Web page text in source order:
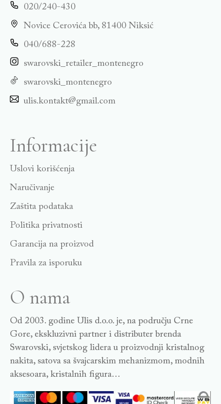
020/240-430
Novice Cerovića bb, 81400 Niksić
040/688-228
swarovski_retailer_montenegro
swarovski_montenegro
ulis.kontakt@gmail.com
Informacije
Uslovi korišćenja
Naručivanje
Zaštita podataka
Politika privatnosti
Garancija na proizvod
Pravila za isporuku
O nama
Od 2003. godine Ulis d.o.o. je, na području Crne
Gore, ekskluzivni partner i distributer brenda
Swarovski, svjetskog lidera u proizvodnji kristalnog
nakita, satova sa švajcarskim mehanizmom, modnih
aksesoara, kristalnih figura…